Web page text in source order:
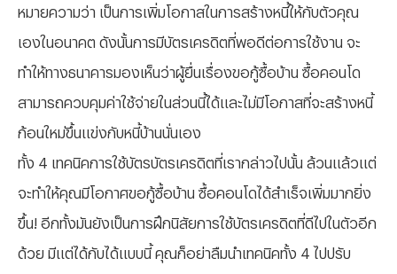
หมายความว่า เป็นการเพิ่มโอกาสในการสร้างหนี้ให้กับตัวคุณ
เองในอนาคต ดังนั้นการมีบัตรเครดิตที่พอดีต่อการใช้งาน จะ
ทำให้ทางธนาคารมองเห็นว่าผู้ยื่นเรื่องขอกู้ซื้อบ้าน ซื้อคอนโด
สามารถควบคุมค่าใช้จ่ายในส่วนนี้ได้และไม่มีโอกาสที่จะสร้างหนี้
ก้อนใหม่ขึ้นแข่งกับหนี้บ้านนั่นเอง
ทั้ง 4 เทคนิคการใช้บัตรบัตรเครดิตที่เรากล่าวไปนั้น ล้วนแล้วแต่
จะทำให้คุณมีโอกาศขอกู้ซื้อบ้าน ซื้อคอนโดได้สำเร็จเพิ่มมากยิ่ง
ขึ้น! อีกทั้งมันยังเป็นการฝึกนิสัยการใช้บัตรเครดิตที่ดีไปในตัวอีก
ด้วย มีแต่ได้กับได้แบบนี้ คุณก็อย่าลืมนำเทคนิคทั้ง 4 ไปปรับ